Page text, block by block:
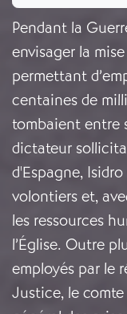
Pendant la
envisager la
permettant
centaines de
tombaient entre
dictateur
d'Espagne,
volontiers et,
les ressources
l’Église. Outre
employés par le
Justice, le